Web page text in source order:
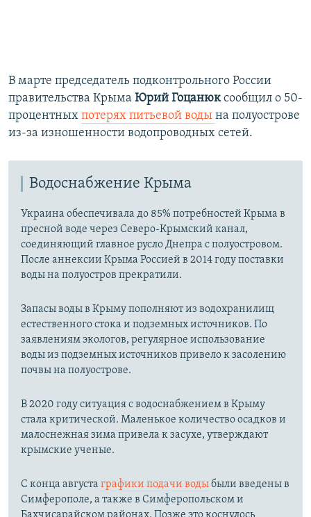
В марте председатель подконтрольного России
правительства Крыма Юрий Гоцанюксообщил о 50-
процентных потерях питьевой воды на полуострове
из-за изношенности водопроводных сетей.
Водоснабжение Крыма
Украина обеспечивала до 85% потребностей Крыма в
пресной воде через Северо-Крымский канал,
соединяющий главное русло Днепра с полуостровом.
После аннексии Крыма Россией в 2014 году поставки
воды на полуостров прекратили.
Запасы воды в Крыму пополняют из водохранилищ
естественного стока и подземных источников. По
заявлениям экологов, регулярное использование
воды из подземных источников привело к засолению
почвы на полуострове.
В 2020 году ситуация с водоснабжением в Крыму
стала критической. Маленькое количество осадков и
малоснежная зима привела к засухе, утверждают
крымские ученые.
С конца августа графики подачи водыбыли введены в
Симферополе, а также в Симферопольском и